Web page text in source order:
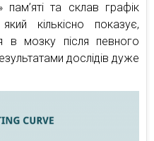
пам’яті та склав графік
кількісно показує,
в мозку після певного
дослідів дуже